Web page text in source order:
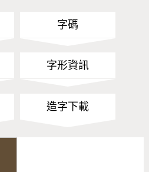
字碼
字形資訊
造字下載